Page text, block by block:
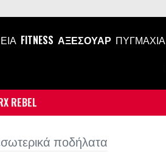
FITNESS ΑΞΕΣΟΥΆΡ ΠΥΓΜΑΧΊΑ
REBEL
ποδήλατα